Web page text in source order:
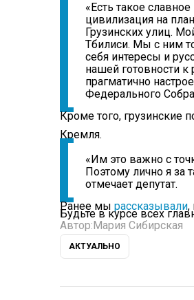
«Есть такое
цивилизация на
Грузинских улиц.
Тбилиси. Мы с ним
себя интересы и
нашей готовности
прагматично
Федерального
Кроме того, грузинские
Кремля.
«Им это важно с
Поэтому лично я
отмечает депутат.
Ранее мы рассказывали,
Будьте в курсе всех
Автор: Мария Сибирская
АКТУАЛЬНО